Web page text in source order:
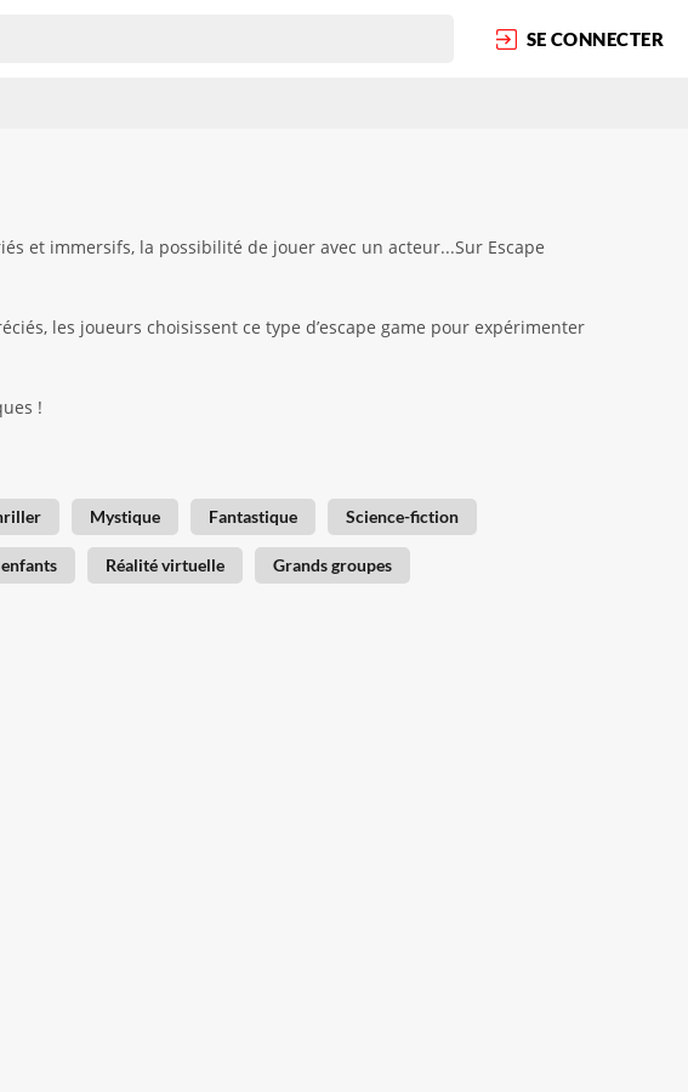
SE CONNECTER
et immersifs, la possibilité de jouer avec un acteur...Sur Escape
les joueurs choisissent ce type d’escape game pour expérimenter
!
Mystique Fantastique Science-fiction
Réalité virtuelle Grands groupes